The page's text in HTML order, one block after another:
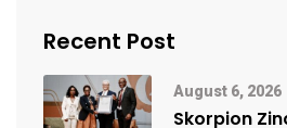
Recent Post
August 6, 2026
Skorpion